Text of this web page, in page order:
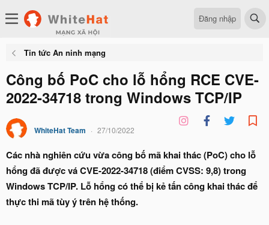
Đăng nhập
Tin tức An ninh mạng
Công bố PoC cho lỗ hổng RCE CVE-
2022-34718 trong Windows TCP/IP
WhiteHat Team 27/10/2022
Các nhà nghiên cứu vừa công bố mã khai thác (PoC) cho lỗ
hổng đã được vá CVE-2022-34718 (điểm CVSS: 9,8) trong
Windows TCP/IP. Lỗ hổng có thể bị kẻ tấn công khai thác để
thực thi mã tùy ý trên hệ thống.